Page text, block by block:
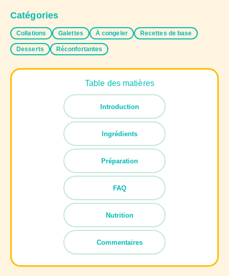
Catégories
Collations Galettes À congeler Recettes de base
Desserts Réconfortantes
Table des matières
Introduction
Ingrédients
Préparation
FAQ
Nutrition
Commentaires